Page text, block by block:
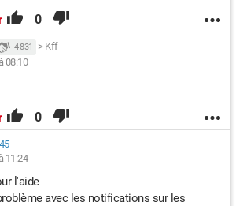
0
4 831 > Kff
08:10
0
11:24
l'aide
avec les notifications sur les